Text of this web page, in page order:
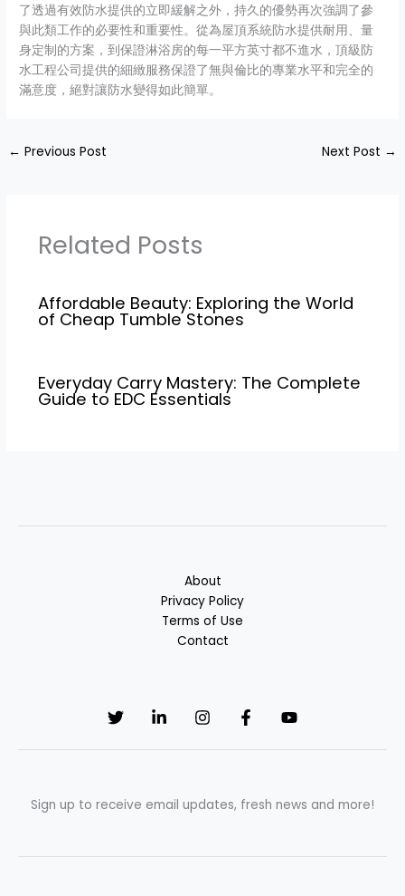
了透過有效防水提供的立即緩解之外，持久的優勢再次強調了參
與此類工作的必要性和重要性。從為屋頂系統防水提供耐用、量
身定制的方案，到保證淋浴房的每一平方英寸都不進水，頂級防
水工程公司提供的細緻服務保證了無與倫比的專業水平和完全的
滿意度，絕對讓防水變得如此簡單。
← Previous Post Next Post →
Related Posts
Affordable Beauty: Exploring the World
of Cheap Tumble Stones
Everyday Carry Mastery: The Complete
Guide to EDC Essentials
About
Privacy Policy
Terms of Use
Contact
Sign up to receive email updates, fresh news and more!